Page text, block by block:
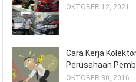
OKTOBER 12, 2021
Cara Kerja
Perusahaan
OKTOBER 30, 2016